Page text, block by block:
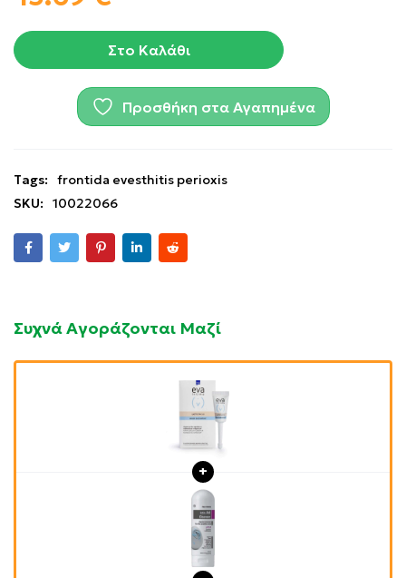
Στο Καλάθι
Προσθήκη στα Αγαπημένα
Tags:
frontida evesthitis perioxis
SKU:
10022066
Συχνά Αγοράζονται Μαζί